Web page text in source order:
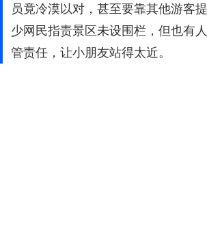
员竟冷漠以对，甚至要靠其他游客
少网民指责景区未设围栏，但也有
管责任，让小朋友站得太近。